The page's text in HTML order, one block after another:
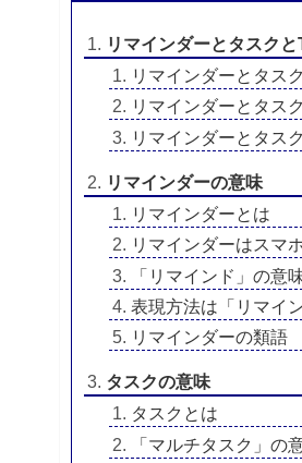
リマインダーとタスク
リマインダーとタス
リマインダーとタス
リマインダーとタス
リマインダーの意味
リマインダーとは
リマインダーはスマ
「リマインド」の意
表現方法は「リマイ
リマインダーの類語
タスクの意味
タスクとは
「マルチタスク」の